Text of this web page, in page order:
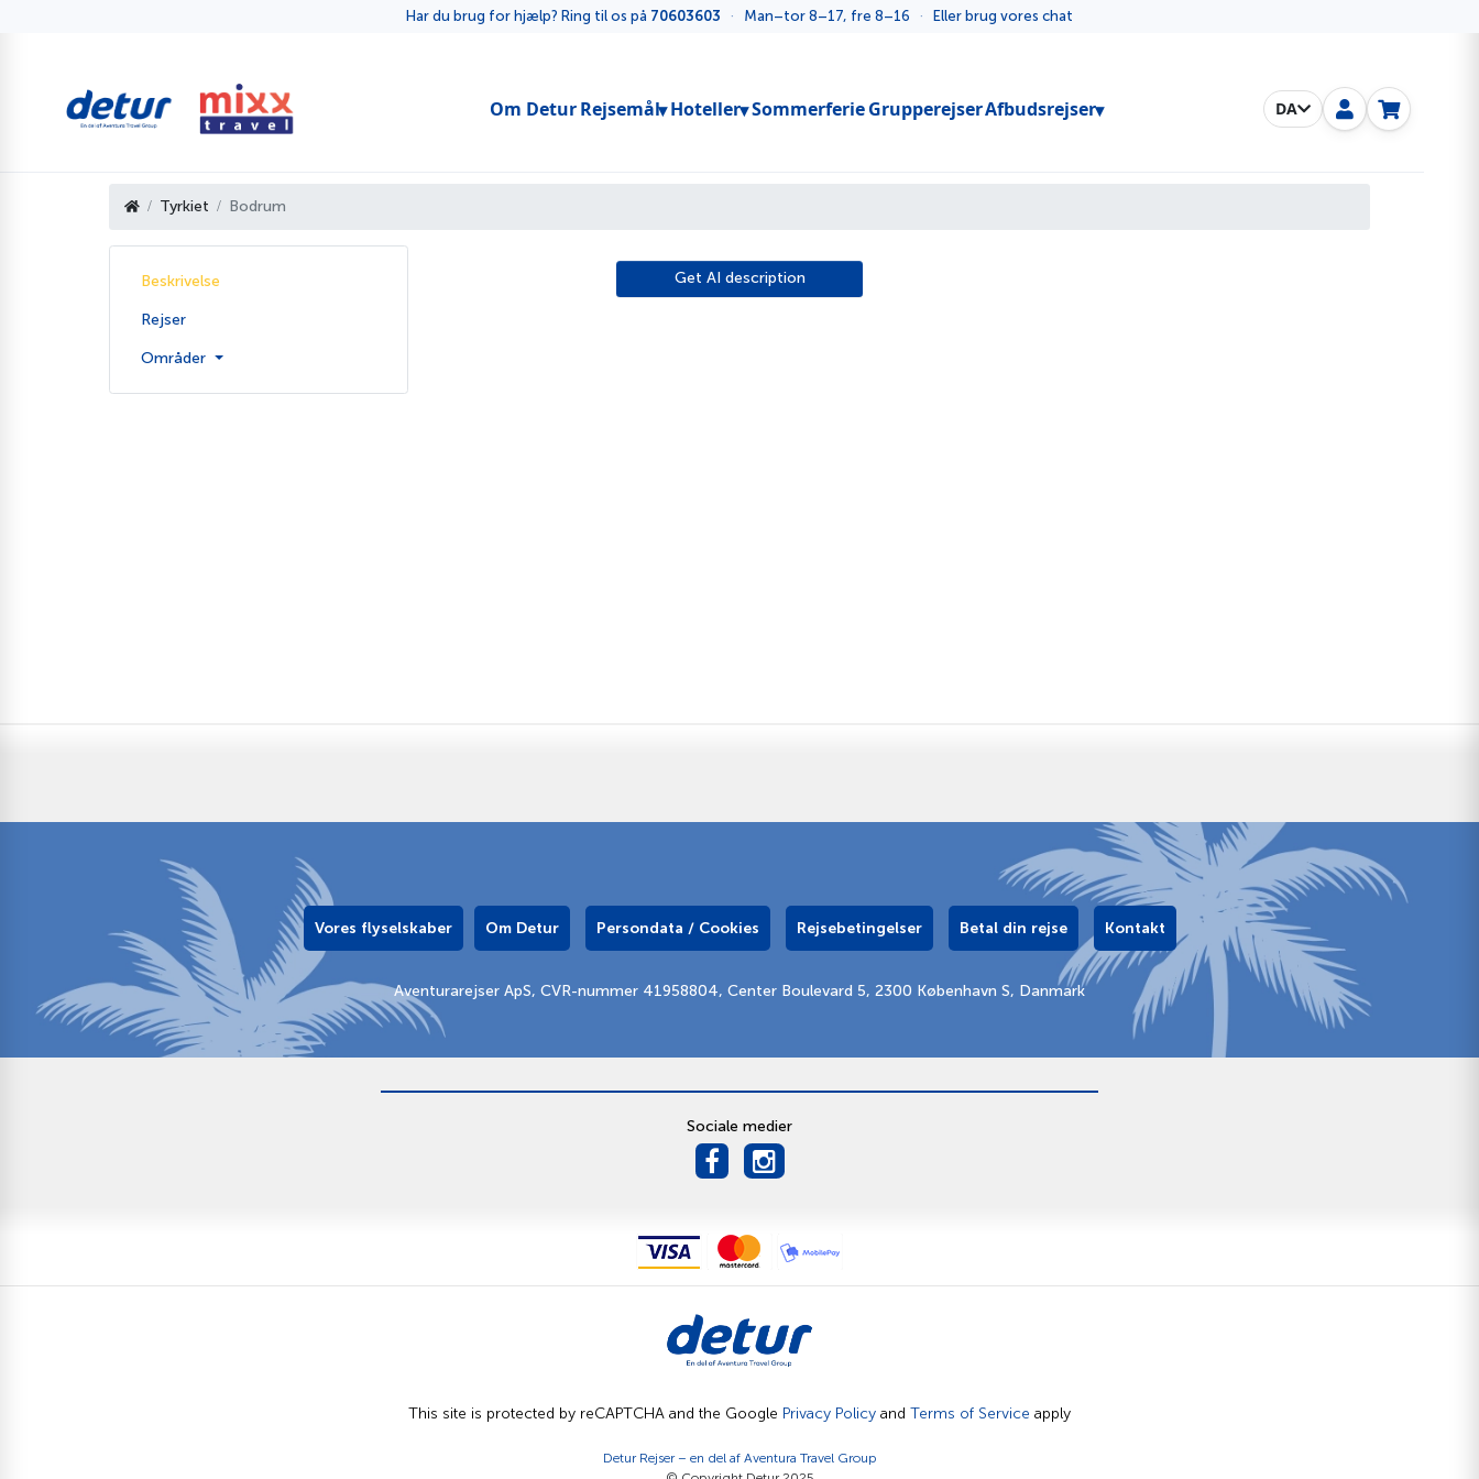
Har du brug for hjælp? Ring til os på 70603603 · Man–tor 8–17, fre 8–16 · Eller brug vores chat
Om DeturRejsemålToggle submenu
HotellerToggle submenu
SommerferieGrupperejserAfbudsrejserToggle submenu DA
Tyrkiet Bodrum
Beskrivelse
Rejser
Områder
Get AI description
Vores flyselskaber Om Detur Persondata / Cookies Rejsebetingelser Betal din rejse Kontakt
Aventurarejser ApS, CVR-nummer 41958804, Center Boulevard 5, 2300 København S, Danmark
Sociale medier
This site is protected by reCAPTCHA and the Google Privacy Policy and Terms of Service apply
Detur Rejser – en del af Aventura Travel Group